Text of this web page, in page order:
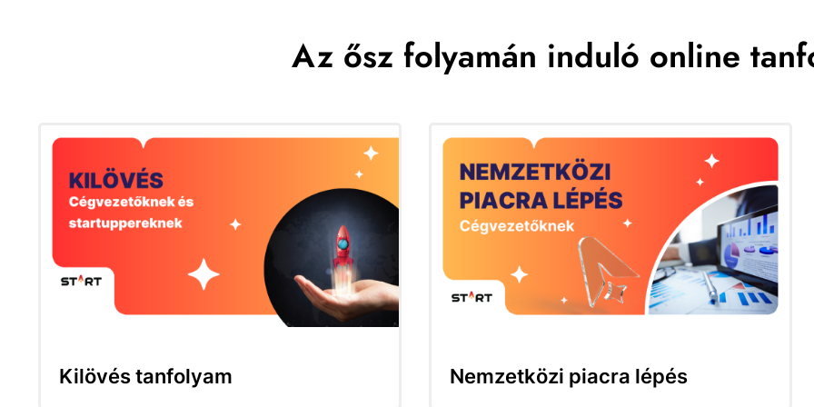
Az ősz folyamán induló online
Kilövés tanfolyam Nemzetközi piacra lépés